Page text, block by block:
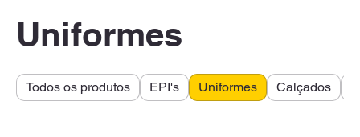
Uniformes
Todos os produtos EPI's Uniformes Calçados